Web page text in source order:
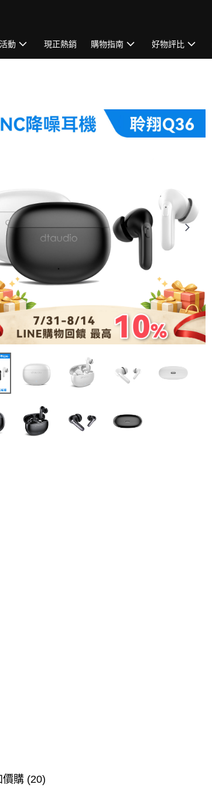
動 現正熱銷 購物指南 好物評比
價購 (20)